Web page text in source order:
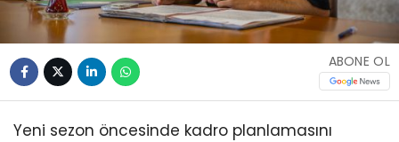
ABONE OL
Yeni sezon öncesinde kadro planlamasını